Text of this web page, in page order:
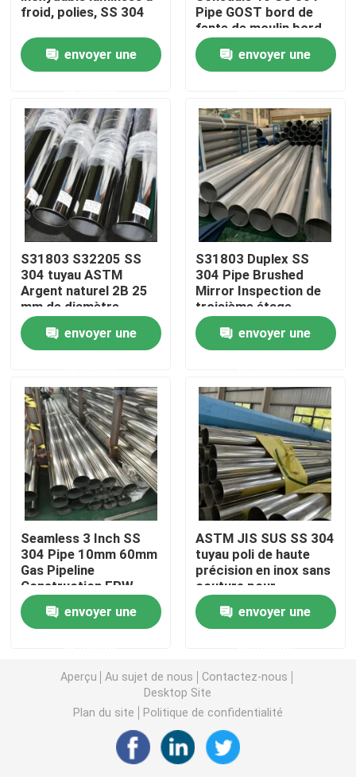
Produits
Vidéos
Au sujet de nous
Visite d'usine
Contrôle de qualité
Contactez-nous
Nouvelles
tuyau sans couture de solides solubles
Tuyau rond de solides solubles
Tuyau de solides solubles 304
Tube d'acier inoxydable
plat en aluminium de feuille
Feuillard d'acier inoxydable
Bande d'acier inoxydable
froid, polies, SS 304
envoyer une
Pipe GOST bord de
fente de moulin bord
poli décoratif
envoyer une
S31803 S32205 SS
304 tuyau ASTM
Argent naturel 2B 25
mm de diamètre
intérieur soudé
envoyer une
S31803 Duplex SS
304 Pipe Brushed
Mirror Inspection de
troisième étage
Structure de
constructionenvoyer une
Seamless 3 Inch SS
304 Pipe 10mm 60mm
Gas Pipeline
Construction ERW
inspection
envoyer une
ASTM JIS SUS SS 304
tuyau poli de haute
précision en inox sans
couture pour
équipement médical
envoyer une
Aperçu Au sujet de nous
Contactez-nous
Desktop Site
Plan du site
Politique de confidentialité